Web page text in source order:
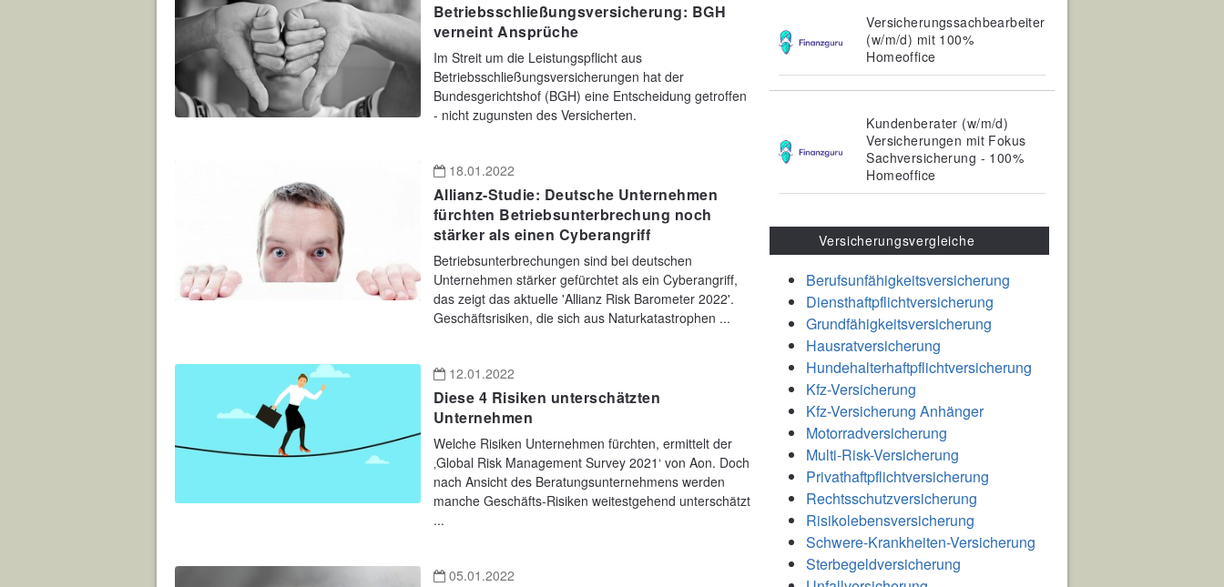
Betriebsschließungsversicherung: BGH
verneint Ansprüche
Im Streit um die Leistungspflicht aus
Betriebsschließungsversicherungen hat der
Bundesgerichtshof (BGH) eine Entscheidung getroffen
- nicht zugunsten des Versicherten.
18.01.2022
Allianz-Studie: Deutsche Unternehmen
fürchten Betriebsunterbrechung noch
stärker als einen Cyberangriff
Betriebsunterbrechungen sind bei deutschen
Unternehmen stärker gefürchtet als ein Cyberangriff,
das zeigt das aktuelle 'Allianz Risk Barometer 2022'.
Geschäftsrisiken, die sich aus Naturkatastrophen ...
12.01.2022
Diese 4 Risiken unterschätzten
Unternehmen
Welche Risiken Unternehmen fürchten, ermittelt der
‚Global Risk Management Survey 2021‘ von Aon. Doch
nach Ansicht des Beratungsunternehmens werden
manche Geschäfts-Risiken weitestgehend unterschätzt
...
05.01.2022
Versicherungssachbearbeiter
(w/m/d) mit 100%
Homeoffice
Kundenberater (w/m/d)
Versicherungen mit Fokus
Sachversicherung - 100%
Homeoffice
Versicherungsvergleiche
Berufsunfähigkeitsversicherung
Diensthaftpflichtversicherung
Grundfähigkeitsversicherung
Hausratversicherung
Hundehalterhaftpflichtversicherung
Kfz-Versicherung
Kfz-Versicherung Anhänger
Motorradversicherung
Multi-Risk-Versicherung
Privathaftpflichtversicherung
Rechtsschutzversicherung
Risikolebensversicherung
Schwere-Krankheiten-Versicherung
Sterbegeldversicherung